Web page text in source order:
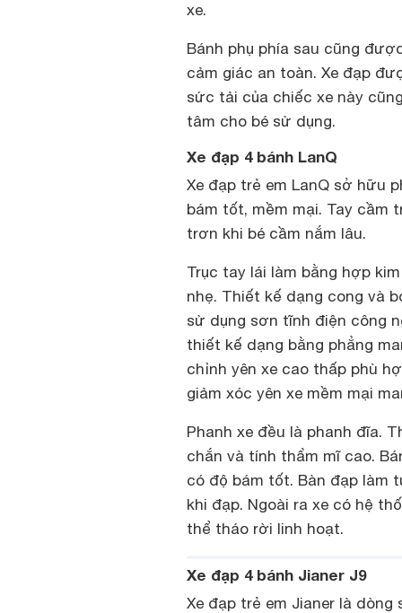
xe.
Bánh phụ phía sau cũng
cảm giác an toàn. Xe đạp
sức tải của chiếc xe này
tâm cho bé sử dụng.
Xe đạp 4 bánh LanQ
Xe đạp trẻ em LanQ sở hữu
bám tốt, mềm mại. Tay cầm
trơn khi bé cầm nắm lâu.
Trục tay lái làm bằng hợp
nhẹ. Thiết kế dạng cong và
sử dụng sơn tĩnh điện công
thiết kế dạng bằng phẳng
chỉnh yên xe cao thấp phù
giảm xóc yên xe mềm mại
Phanh xe đều là phanh đĩa.
chắn và tính thẩm mĩ cao.
có độ bám tốt. Bàn đạp làm
khi đạp. Ngoài ra xe có hệ
thể tháo rời linh hoạt.
Xe đạp 4 bánh Jianer J9
Xe đạp trẻ em Jianer là